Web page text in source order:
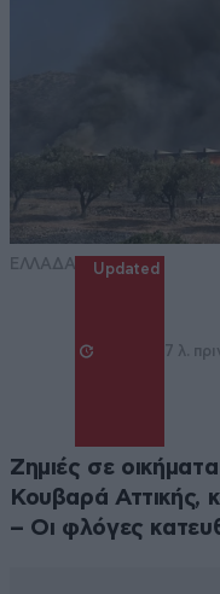
ΕΛΛΑΔΑ Updated
7 λ.
Ζημιές σε
Κουβαρά Αττικής,
– Οι φλόγες